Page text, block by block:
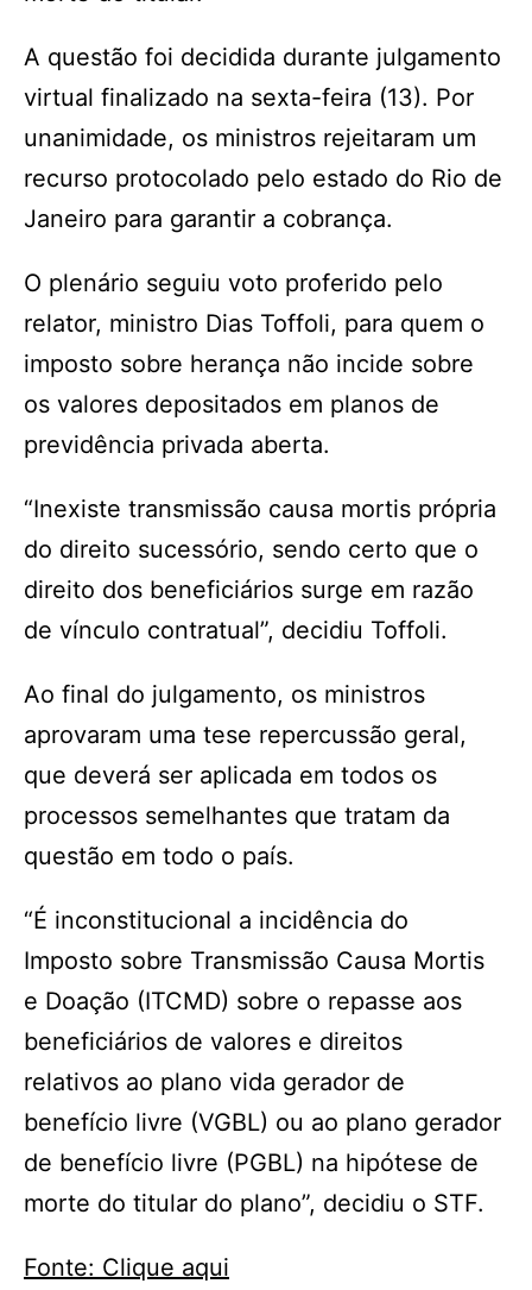
A questão foi decidida durante julgamento
virtual finalizado na sexta-feira (13). Por
unanimidade, os ministros rejeitaram um
recurso protocolado pelo estado do Rio de
Janeiro para garantir a cobrança.
O plenário seguiu voto proferido pelo
relator, ministro Dias Toffoli, para quem o
imposto sobre herança não incide sobre
os valores depositados em planos de
previdência privada aberta.
“Inexiste transmissão causa mortis própria
do direito sucessório, sendo certo que o
direito dos beneficiários surge em razão
de vínculo contratual”, decidiu Toffoli.
Ao final do julgamento, os ministros
aprovaram uma tese repercussão geral,
que deverá ser aplicada em todos os
processos semelhantes que tratam da
questão em todo o país.
“É inconstitucional a incidência do
Imposto sobre Transmissão Causa Mortis
e Doação (ITCMD) sobre o repasse aos
beneficiários de valores e direitos
relativos ao plano vida gerador de
benefício livre (VGBL) ou ao plano gerador
de benefício livre (PGBL) na hipótese de
morte do titular do plano”, decidiu o STF.
Fonte: Clique aqui